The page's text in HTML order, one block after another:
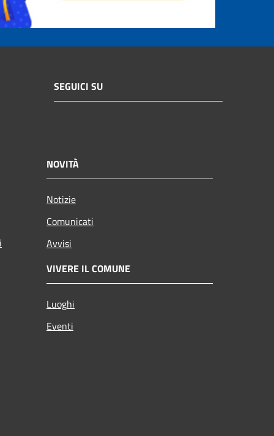
SEGUICI SU
NOVITÀ
Notizie
Comunicati
Avvisi
VIVERE IL COMUNE
Luoghi
Eventi